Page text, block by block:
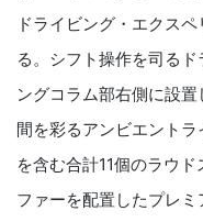
ドライビング・エクス
る。シフト操作を司る
ングコラム部右側に設
間を彩るアンビエント
を含む合計11個のラウ
ファーを配置したプレ